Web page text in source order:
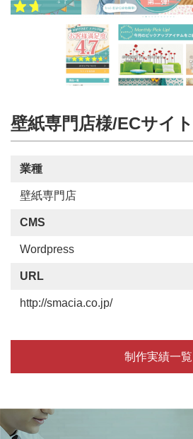
壁紙専門店様/ECサイ
業種
壁紙専門店
CMS
Wordpress
URL
http://smacia.co.jp/
制作実績一覧